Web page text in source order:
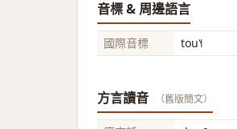
音標 & 周邊語言
國際音標 tou˥˧
方言讀音 （舊版簡文）